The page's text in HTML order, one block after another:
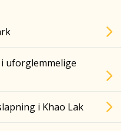
uforglemmelige
i Khao Lak